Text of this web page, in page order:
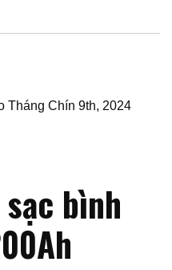
Tháng Chín 9th, 2024
bình